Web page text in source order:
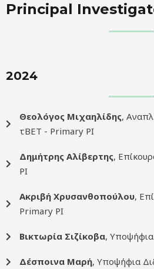
Principal
2024
Θεολόγος Μιχαηλίδης,
τΒΕΤ - Primary PI
Δημήτρης Αλίβερτης,
PI
Ακριβή Χρυσανθοπούλου,
Primary PI
Βικτωρία Σιζίκοβα,
Δέσποινα Μαρή, Υποψήφια